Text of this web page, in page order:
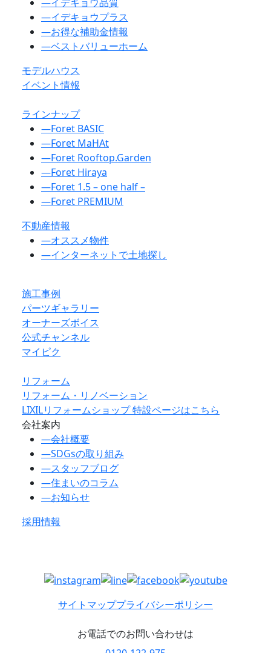
―イデキョウプラス
―お得な補助金情報
―ベストバリューホーム
モデルハウス
イベント情報
ラインナップ
―Foret BASIC
―Foret MaHAt
―Foret Rooftop.Garden
―Foret Hiraya
―Foret 1.5 – one half –
―Foret PREMIUM
不動産情報
―オススメ物件
―インターネットで土地探し
施工事例
パーツギャラリー
オーナーズボイス
公式チャンネル
マイピク
リフォーム
リフォーム・リノベーション
LIXILリフォームショップ 特設ページはこちら
会社案内
―会社概要
―SDGsの取り組み
―スタッフブログ
―住まいのコラム
―お知らせ
採用情報
サイトマッププライバシーポリシー
お電話でのお問い合わせは